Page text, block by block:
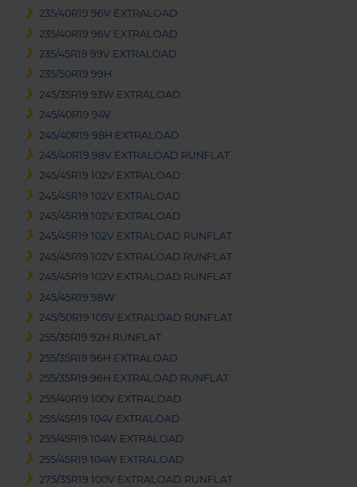
235/40R19 96V EXTRALOAD
235/40R19 96V EXTRALOAD
235/45R19 99V EXTRALOAD
235/50R19 99H
245/35R19 93W EXTRALOAD
245/40R19 94V
245/40R19 98H EXTRALOAD
245/40R19 98V EXTRALOAD RUNFLAT
245/45R19 102V EXTRALOAD
245/45R19 102V EXTRALOAD
245/45R19 102V EXTRALOAD
245/45R19 102V EXTRALOAD RUNFLAT
245/45R19 102V EXTRALOAD RUNFLAT
245/45R19 102V EXTRALOAD RUNFLAT
245/45R19 98W
245/50R19 105V EXTRALOAD RUNFLAT
255/35R19 92H RUNFLAT
255/35R19 96H EXTRALOAD
255/35R19 96H EXTRALOAD RUNFLAT
255/40R19 100V EXTRALOAD
255/45R19 104V EXTRALOAD
255/45R19 104W EXTRALOAD
255/45R19 104W EXTRALOAD
275/35R19 100V EXTRALOAD RUNFLAT